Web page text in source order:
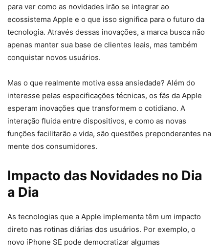
para ver como as novidades irão se integrar ao
ecossistema Apple e o que isso significa para o futuro da
tecnologia. Através dessas inovações, a marca busca não
apenas manter sua base de clientes leais, mas também
conquistar novos usuários.
Mas o que realmente motiva essa ansiedade? Além do
interesse pelas especificações técnicas, os fãs da Apple
esperam inovações que transformem o cotidiano. A
interação fluida entre dispositivos, e como as novas
funções facilitarão a vida, são questões preponderantes na
mente dos consumidores.
Impacto das Novidades no Dia
a Dia
As tecnologias que a Apple implementa têm um impacto
direto nas rotinas diárias dos usuários. Por exemplo, o
novo iPhone SE pode democratizar algumas